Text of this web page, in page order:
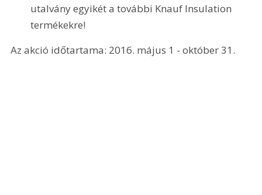
utalvány egyikét a további Knauf Insulation
termékekre!
Az akció időtartama: 2016. május 1 - október 31.